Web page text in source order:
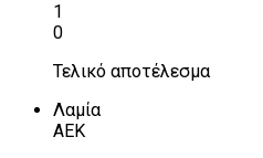
1
0
Τελικό αποτέλεσμα
Λαμία
ΑΕΚ